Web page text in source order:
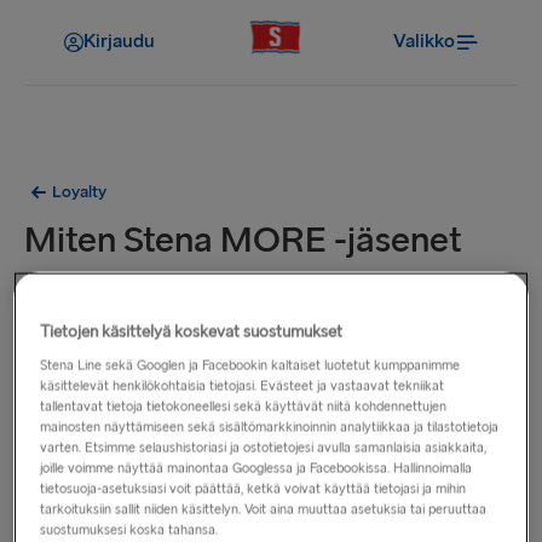
Kirjaudu Valikko
Loyalty
Miten Stena MORE -jäsenet
lunastavat tarjouksia lautalla?
lautalla olevilta myyntitiimeiltämme, niin he lisäävät pisteesi ja
ilmoittavat sinulle kaikista saatavilla olevista jäseneduista.
Liittyvät kysymykset
Tietojen käsittelyä koskevat suostumukset
Stena Line sekä Googlen ja Facebookin kaltaiset luotetut kumppanimme
käsittelevät henkilökohtaisia tietojasi. Evästeet ja vastaavat tekniikat
tallentavat tietoja tietokoneellesi sekä käyttävät niitä kohdennettujen
mainosten näyttämiseen sekä sisältömarkkinoinnin analytiikkaa ja tilastotietoja
varten. Etsimme selaushistoriasi ja ostotietojesi avulla samanlaisia asiakkaita,
joille voimme näyttää mainontaa Googlessa ja Facebookissa. Hallinnoimalla
tietosuoja-asetuksiasi voit päättää, ketkä voivat käyttää tietojasi ja mihin
tarkoituksiin sallit niiden käsittelyn. Voit aina muuttaa asetuksia tai peruuttaa
suostumuksesi koska tahansa.